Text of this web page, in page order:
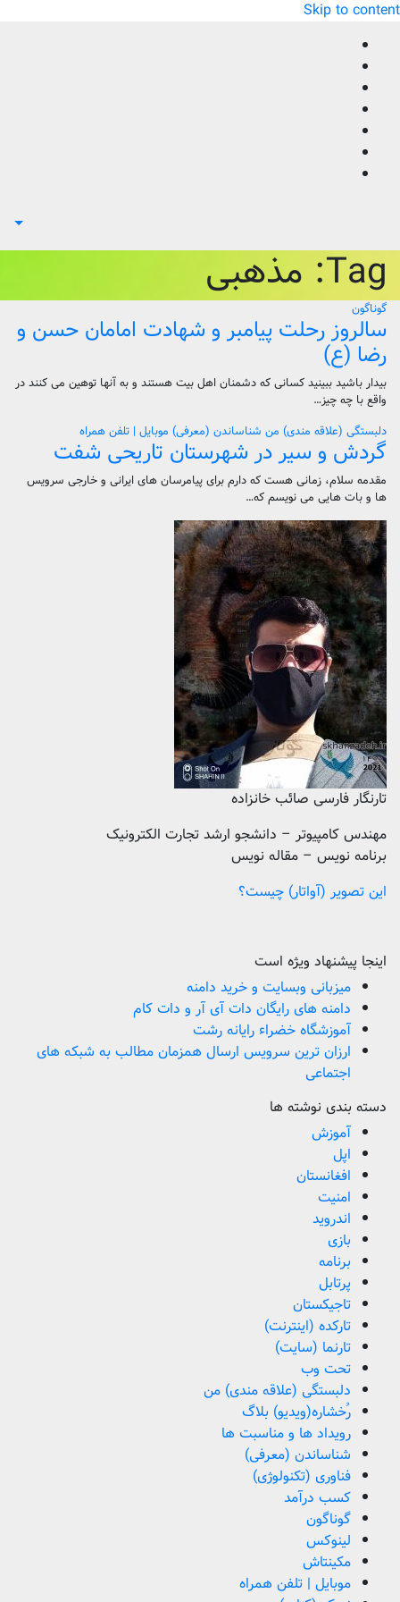
Skip to content
Tag: مذهبی
گوناگون
سالروز رحلت پیامبر و شهادت امامان حسن و
رضا (ع)
بیدار باشید ببینید کسانی که دشمنان اهل بیت هستند و به آنها توهین می کنند در
واقع با چه چیز…
دلبستگی (علاقه مندی) من شناساندن (معرفی) موبایل | تلفن همراه
گردش و سیر در شهرستان تاریحی شفت
مقدمه سلام، زمانی هست که دارم برای پیامرسان های ایرانی و خارجی سرویس
ها و بات هایی می نویسم که…
تارنگار فارسی صائب خانزاده
مهندس کامپیوتر – دانشجو ارشد تجارت الکترونیک
برنامه نویس – مقاله نویس
این تصویر (آواتار) چیست؟
اینجا پیشنهاد ویژه است
میزبانی وبسایت و خرید دامنه
دامنه های رایگان دات آی آر و دات کام
آموزشگاه خضراء رایانه رشت
ارزان ترین سرویس ارسال همزمان مطالب به شبکه های
اجتماعی
دسته بندی نوشته ها
آموزش
اپل
افغانستان
امنیت
اندروید
بازی
برنامه
پرتابل
تاجیکستان
تارکده (اینترنت)
تارنما (سایت)
تحت وب
دلبستگی (علاقه مندی) من
رُخشاره(ویدیو) بلاگ
رویداد ها و مناسبت ها
شناساندن (معرفی)
فناوری (تکنولوژی)
کسب درآمد
گوناگون
لینوکس
مکینتاش
موبایل | تلفن همراه